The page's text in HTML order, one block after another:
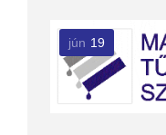
jún 19